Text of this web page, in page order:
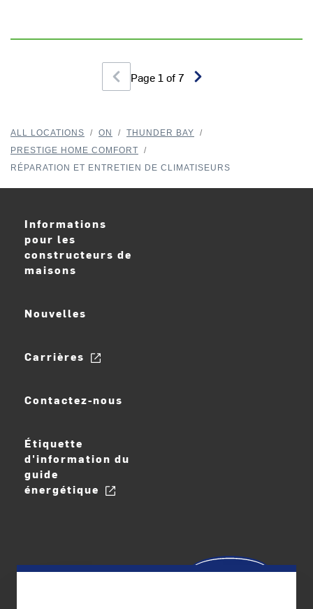
Page 1 of7
ALL LOCATIONS / ON / THUNDER BAY
/
PRESTIGE HOME COMFORT
/
RÉPARATION ET ENTRETIEN DE CLIMATISEURS
Informations
pour les
constructeurs de
maisons
Nouvelles
Carrières
Contactez-nous
Étiquette
d'information du
guide
énergétique